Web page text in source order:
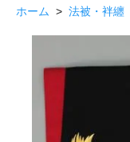
ホーム > 法被・袢纏